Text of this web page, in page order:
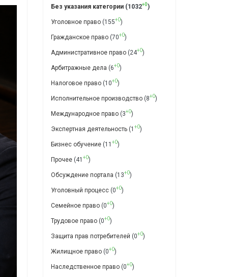
Без указания категории(1032+0)
Уголовное право(155+0)
Гражданское право(70+0)
Административное право(24+0)
Арбитражные дела (6+0)
Налоговое право(10+0)
Исполнительное производство(8+0)
Международное право(3+0)
Экспертная деятельность(1 +0)
Бизнес обучение(11 +0)
Прочее(41 +0)
Обсуждение портала (13+0)
Уголовный процесс(0+0)
Семейное право(0+0)
Трудовое право(0+0)
Защита прав потребителей (0+0)
Жилищное право(0+0)
Наследственное право(0+0)